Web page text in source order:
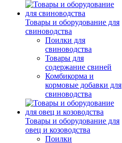
Товары и оборудование для
свиноводства
Поилки для
свиноводства
Товары для
содержание свиней
Комбикорма и
кормовые добавки для
свиноводства
Товары и оборудование для
овец и козоводства
Поилки